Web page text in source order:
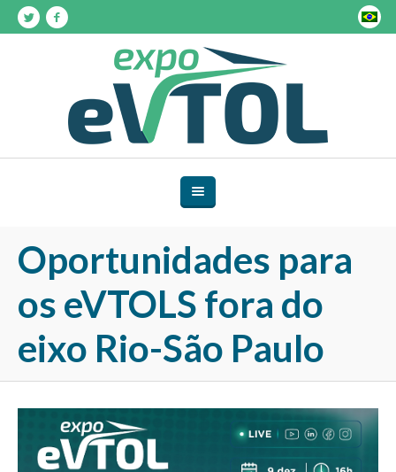
Oportunidades para
os eVTOLS fora do
eixo Rio-São Paulo